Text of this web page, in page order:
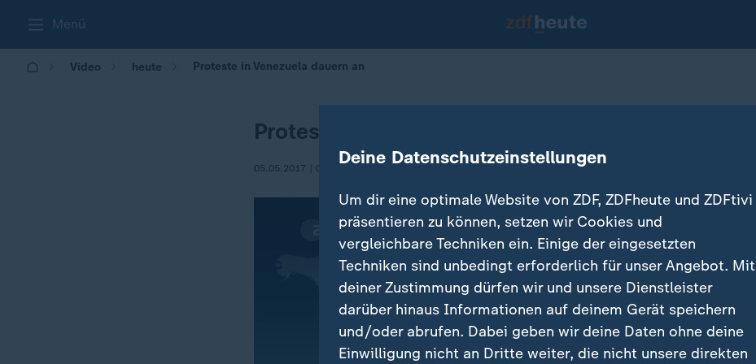
Menü
Video heute Proteste in Venezuela dauern an
Proteste in Venezuela dauern an
05.05.2017 | 09:01 Deine Datenschutzeinstellungen
Um dir eine optimale Website von ZDF, ZDFheute und ZDFtivi
präsentieren zu können, setzen wir Cookies und
vergleichbare Techniken ein. Einige der eingesetzten
Techniken sind unbedingt erforderlich für unser Angebot. Mit
deiner Zustimmung dürfen wir und unsere Dienstleister
darüber hinaus Informationen auf deinem Gerät speichern
und/oder abrufen. Dabei geben wir deine Daten ohne deine
Einwilligung nicht an Dritte weiter, die nicht unsere direkten